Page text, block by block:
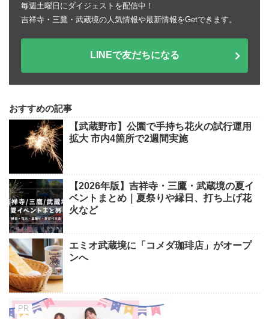
毎週土曜日にダイジェストを配信中！
吉祥寺・三鷹・武蔵境の人気情報や最新情報をGetできます。
LINEで友だちになる
おすすめの記事
【武蔵野市】公園で手持ち花火の試行運用
拡大 市内4箇所で2週間実施
【2026年版】吉祥寺・三鷹・武蔵境の夏イ
ベントまとめ｜夏祭りや縁日、打ち上げ花
火など
エミオ武蔵境に「コメダ珈琲店」がオープ
ンへ